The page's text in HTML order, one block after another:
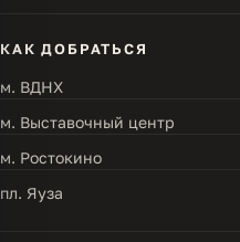
КАК ДОБРАТЬСЯ
м. ВДНХ
м. Выставочный центр
м. Ростокино
пл. Яуза